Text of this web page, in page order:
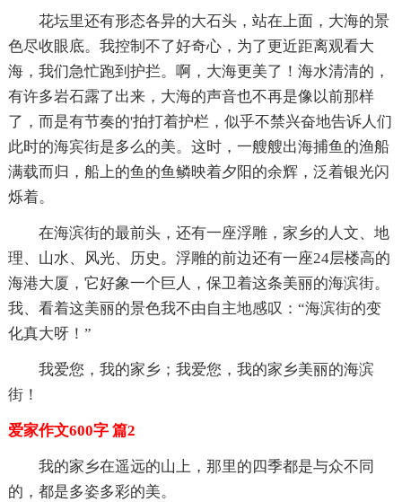
花坛里还有形态各异的大石头，站在上面，大海的景
色尽收眼底。我控制不了好奇心，为了更近距离观看大
海，我们急忙跑到护拦。啊，大海更美了！海水清清的，
有许多岩石露了出来，大海的声音也不再是像以前那样
了，而是有节奏的'拍打着护栏，似乎不禁兴奋地告诉人们
此时的海宾街是多么的美。这时，一艘艘出海捕鱼的渔船
满载而归，船上的鱼的鱼鳞映着夕阳的余辉，泛着银光闪
烁着。
在海滨街的最前头，还有一座浮雕，家乡的人文、地
理、山水、风光、历史。浮雕的前边还有一座24层楼高的
海港大厦，它好象一个巨人，保卫着这条美丽的海滨街。
我、看着这美丽的景色我不由自主地感叹：“海滨街的变
化真大呀！”
我爱您，我的家乡；我爱您，我的家乡美丽的海滨
街！
爱家作文600字 篇2
我的家乡在遥远的山上，那里的四季都是与众不同
的，都是多姿多彩的美。